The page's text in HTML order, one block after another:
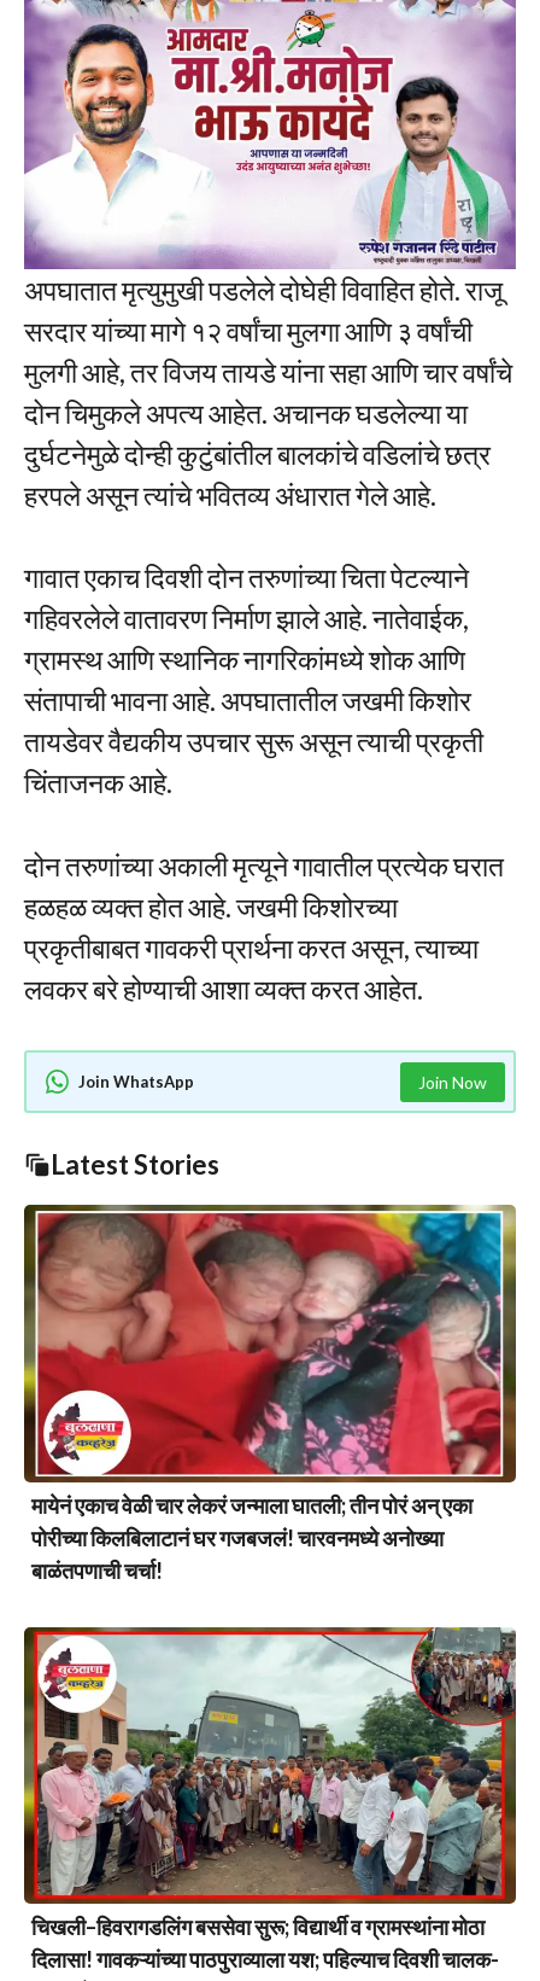
अपघातात मृत्युमुखी पडलेले दोघेही विवाहित होते. राजू
सरदार यांच्या मागे १२ वर्षांचा मुलगा आणि ३ वर्षांची
मुलगी आहे, तर विजय तायडे यांना सहा आणि चार वर्षांचे
दोन चिमुकले अपत्य आहेत. अचानक घडलेल्या या
दुर्घटनेमुळे दोन्ही कुटुंबांतील बालकांचे वडिलांचे छत्र
हरपले असून त्यांचे भवितव्य अंधारात गेले आहे.
गावात एकाच दिवशी दोन तरुणांच्या चिता पेटल्याने
गहिवरलेले वातावरण निर्माण झाले आहे. नातेवाईक,
ग्रामस्थ आणि स्थानिक नागरिकांमध्ये शोक आणि
संतापाची भावना आहे. अपघातातील जखमी किशोर
तायडेवर वैद्यकीय उपचार सुरू असून त्याची प्रकृती
चिंताजनक आहे.
दोन तरुणांच्या अकाली मृत्यूने गावातील प्रत्येक घरात
हळहळ व्यक्त होत आहे. जखमी किशोरच्या
प्रकृतीबाबत गावकरी प्रार्थना करत असून, त्याच्या
लवकर बरे होण्याची आशा व्यक्त करत आहेत.
Join WhatsApp Join Now
Latest Stories
मायेनं एकाच वेळी चार लेकरं जन्माला घातली; तीन पोरं अन् एका
पोरीच्या किलबिलाटानं घर गजबजलं! चारवनमध्ये अनोख्या
बाळंतपणाची चर्चा!
चिखली–हिवरागडलिंग बससेवा सुरू; विद्यार्थी व ग्रामस्थांना मोठा
दिलासा! गावकऱ्यांच्या पाठपुराव्याला यश; पहिल्याच दिवशी चालक-